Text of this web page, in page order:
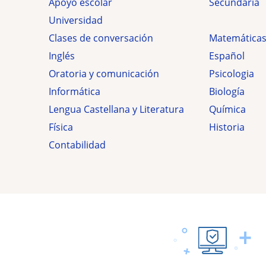
Universidad
Clases de conversación
Matemáticas
Inglés
Español
Oratoria y comunicación
Psicologia
Informática
Biología
Lengua Castellana y Literatura
Química
Física
Historia
Contabilidad